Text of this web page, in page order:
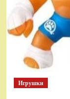
Игрушки